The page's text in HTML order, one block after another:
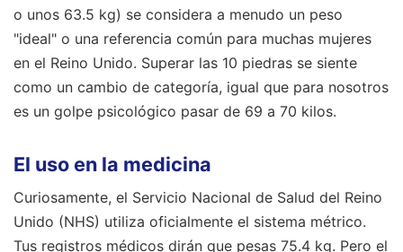
o unos 63.5 kg) se considera a menudo un peso
"ideal" o una referencia común para muchas mujeres
en el Reino Unido. Superar las 10 piedras se siente
como un cambio de categoría, igual que para nosotros
es un golpe psicológico pasar de 69 a 70 kilos.
El uso en la medicina
Curiosamente, el Servicio Nacional de Salud del Reino
Unido (NHS) utiliza oficialmente el sistema métrico.
Tus registros médicos dirán que pesas 75.4 kg. Pero el